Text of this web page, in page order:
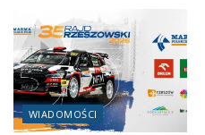
WIADOMOŚCI